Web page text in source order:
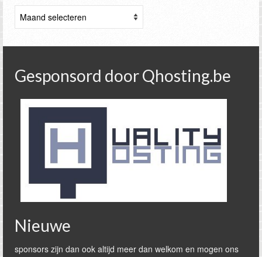
Gesponsord door Qhosting.be
Nieuwe
sponsors zijn dan ook altijd meer dan welkom en mogen ons